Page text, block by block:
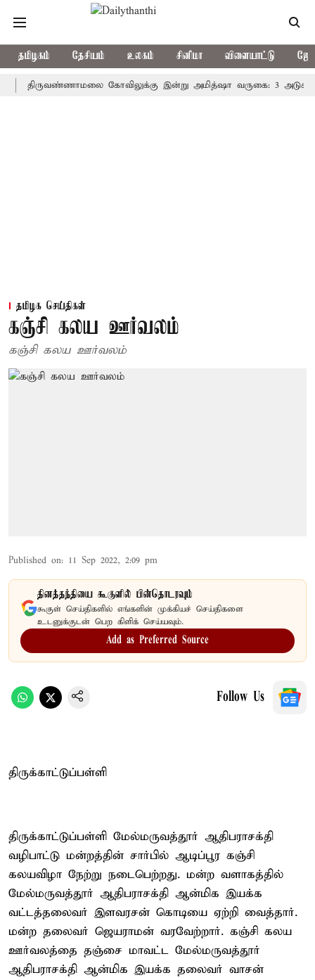
தமிழகம் தேசியம் உலகம் சினிமா விளையாட்டு
கோவிலுக்கு இன்று அமித்ஷா வருகை: 3 அடுக்கு
தமிழக செய்திகள்
கஞ்சி கலய ஊர்வலம்
கஞ்சி கலய ஊர்வலம்
Published on: 11 Sep 2022, 2:09 pm
தினத்தந்தியை கூகுளில் பின்தொடரவும்
கூகுள் செய்திகளில் எங்களின் முக்கியச் செய்திகளை
உடனுக்குடன் பெற கிளிக் செய்யவும்.
Add as Preferred Source
Follow Us
திருக்காட்டுப்பள்ளி
திருக்காட்டுப்பள்ளி மேல்மருவத்தூர் ஆதிபராசக்தி
வழிபாட்டு மன்றத்தின் சார்பில் ஆடிப்பூர கஞ்சி
கலயவிழா நேற்று நடைபெற்றது. மன்ற வளாகத்தில்
மேல்மருவத்தூர் ஆதிபராசக்தி ஆன்மிக இயக்க
வட்டத்தலைவர் இளவரசன் கொடியை ஏற்றி வைத்தார்.
மன்ற தலைவர் ஜெயராமன் வரவேற்றார். கஞ்சி கலய
ஊர்வலத்தை தஞ்சை மாவட்ட மேல்மருவத்தூர்
ஆதிபராசக்தி ஆன்மிக இயக்க தலைவர் வாசன்